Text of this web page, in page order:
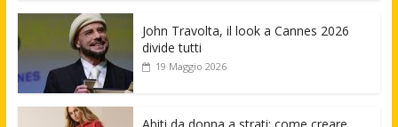
John Travolta, il look a Cannes 2026
divide tutti
19 Maggio 2026